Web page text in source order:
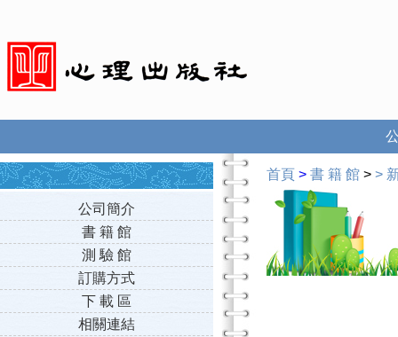
公司簡介
書 籍 館
測 驗 館
訂購方式
下 載 區
相關連結
首頁 > 書 籍 館 > >